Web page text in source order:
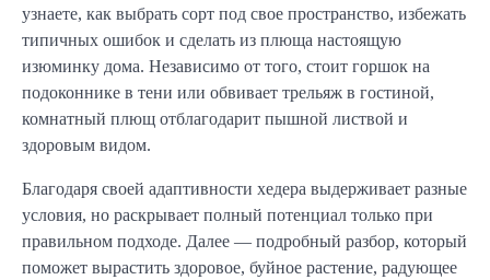
узнаете, как выбрать сорт под свое пространство, избежать
типичных ошибок и сделать из плюща настоящую
изюминку дома. Независимо от того, стоит горшок на
подоконнике в тени или обвивает трельяж в гостиной,
комнатный плющ отблагодарит пышной листвой и
здоровым видом.
Благодаря своей адаптивности хедера выдерживает разные
условия, но раскрывает полный потенциал только при
правильном подходе. Далее — подробный разбор, который
поможет вырастить здоровое, буйное растение, радующее